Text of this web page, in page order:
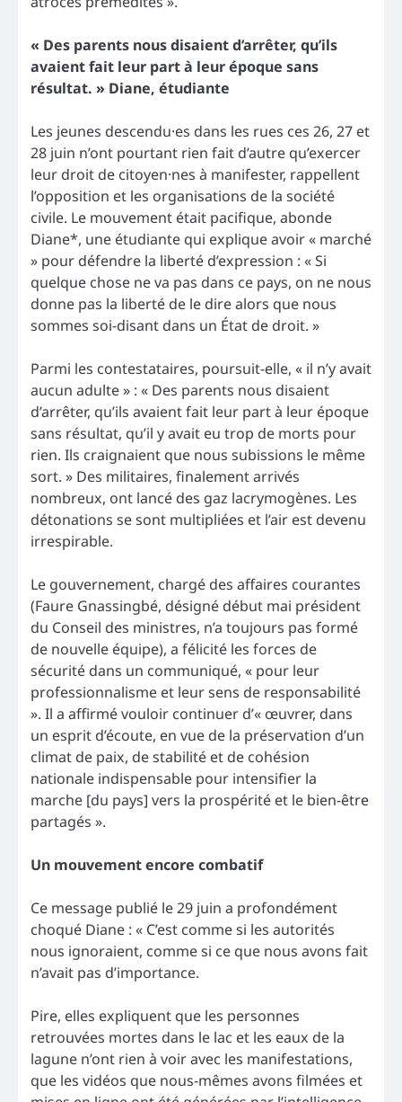
« Des parents nous disaient d’arrêter, qu’ils
avaient fait leur part à leur époque sans
résultat. » Diane, étudiante
Les jeunes descendu·es dans les rues ces 26, 27 et
28 juin n’ont pourtant rien fait d’autre qu’exercer
leur droit de citoyen·nes à manifester, rappellent
l’opposition et les organisations de la société
civile. Le mouvement était pacifique, abonde
Diane*, une étudiante qui explique avoir « marché
» pour défendre la liberté d’expression : « Si
quelque chose ne va pas dans ce pays, on ne nous
donne pas la liberté de le dire alors que nous
sommes soi-disant dans un État de droit. »
Parmi les contestataires, poursuit-elle, « il n’y avait
aucun adulte » : « Des parents nous disaient
d’arrêter, qu’ils avaient fait leur part à leur époque
sans résultat, qu’il y avait eu trop de morts pour
rien. Ils craignaient que nous subissions le même
sort. » Des militaires, finalement arrivés
nombreux, ont lancé des gaz lacrymogènes. Les
détonations se sont multipliées et l’air est devenu
irrespirable.
Le gouvernement, chargé des affaires courantes
(Faure Gnassingbé, désigné début mai président
du Conseil des ministres, n’a toujours pas formé
de nouvelle équipe), a félicité les forces de
sécurité dans un communiqué, « pour leur
professionnalisme et leur sens de responsabilité
». Il a affirmé vouloir continuer d’« œuvrer, dans
un esprit d’écoute, en vue de la préservation d’un
climat de paix, de stabilité et de cohésion
nationale indispensable pour intensifier la
marche [du pays] vers la prospérité et le bien-être
partagés ».
Un mouvement encore combatif
Ce message publié le 29 juin a profondément
choqué Diane : « C’est comme si les autorités
nous ignoraient, comme si ce que nous avons fait
n’avait pas d’importance.
Pire, elles expliquent que les personnes
retrouvées mortes dans le lac et les eaux de la
lagune n’ont rien à voir avec les manifestations,
que les vidéos que nous-mêmes avons filmées et